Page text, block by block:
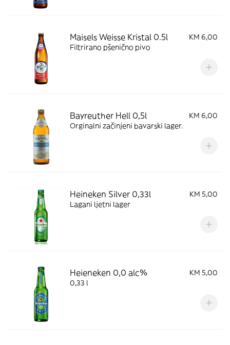
Maisels Weisse Kristal 0.5l
KM 6,00
Filtrirano pšenično pivo
Bayreuther Hell 0,5l
KM 6,00
Orginalni začinjeni bavarski lager.
Heineken Silver 0,33l
KM 5,00
Lagani ljetni lager
Heieneken 0,0 alc%
KM 5,00
0,33 l